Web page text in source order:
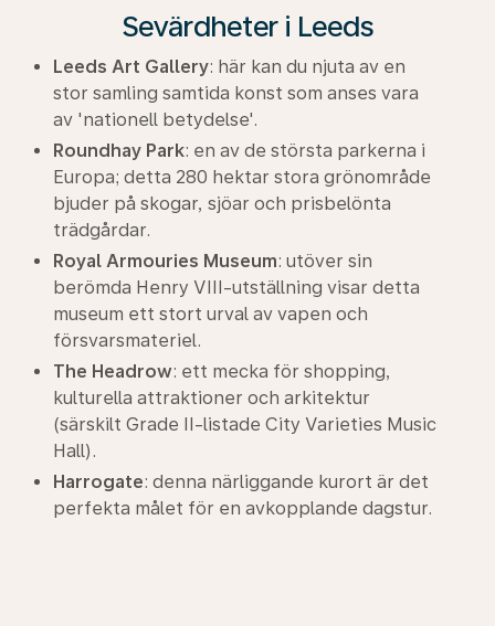
Sevärdheter i Leeds
Leeds Art Gallery: här kan du njuta av en
stor samling samtida konst som anses vara
av 'nationell betydelse'.
Roundhay Park: en av de största parkerna i
Europa; detta 280 hektar stora grönområde
bjuder på skogar, sjöar och prisbelönta
trädgårdar.
Royal Armouries Museum: utöver sin
berömda Henry VIII-utställning visar detta
museum ett stort urval av vapen och
försvarsmateriel.
The Headrow: ett mecka för shopping,
kulturella attraktioner och arkitektur
(särskilt Grade II-listade City Varieties Music
Hall).
Harrogate: denna närliggande kurort är det
perfekta målet för en avkopplande dagstur.